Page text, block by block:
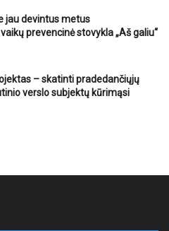
jau devintus metus
prevencinė stovykla „Aš galiu“
– skatinti pradedančiųjų
verslo subjektų kūrimąsi